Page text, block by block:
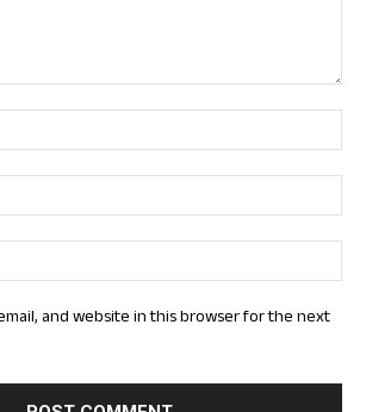
and website in this browser for the next